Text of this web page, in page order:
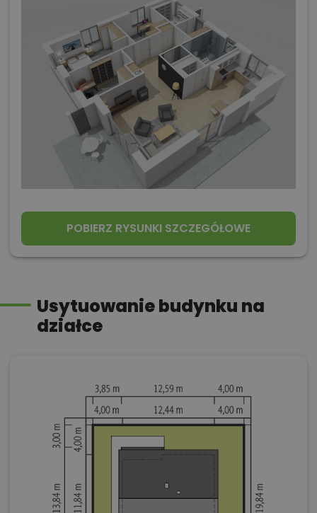
POBIERZ RYSUNKI SZCZEGÓŁOWE
Usytuowanie budynku na
działce